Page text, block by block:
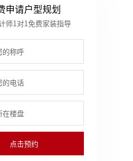
申请户型规划
师1对1免费家装指导
点击预约